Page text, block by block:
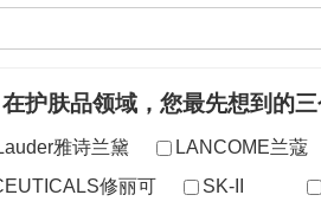
护肤品领域，您最先想到的三
雅诗兰黛 LANCOME兰蔻
修丽可
SK-II